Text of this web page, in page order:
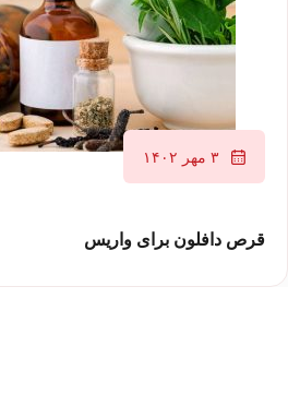
۳ مهر ۱۴۰۲
قرص دافلون برای واریس